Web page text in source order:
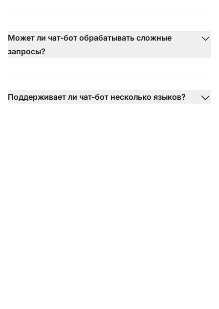
Может ли чат-бот обрабатывать сложные
запросы?
Поддерживает ли чат-бот несколько языков?